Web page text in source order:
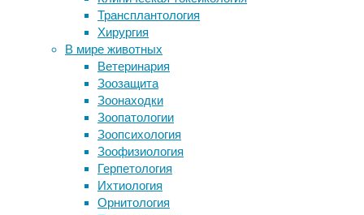
Трансплантология
Хирургия
В мире животных
Ветеринария
Зоозащита
Зоонаходки
Зоопатологии
Зоопсихология
Зоофизиология
Герпетология
Ихтиология
Орнитология
медицина,
мозг ,
нейробиология,
нейроновости,
память
Мы
продолжаем
нашу
традиционную
рубрику
«10
автозапчасти на ВАЗ
Как нужно ронять еду
«Увольнение с работы — последний
способ защиты врачей. Похоже,
других прав у нас не осталось»
Эволюцию «супербактерий»
воспроизвели в миниатюре
Следите за новостями